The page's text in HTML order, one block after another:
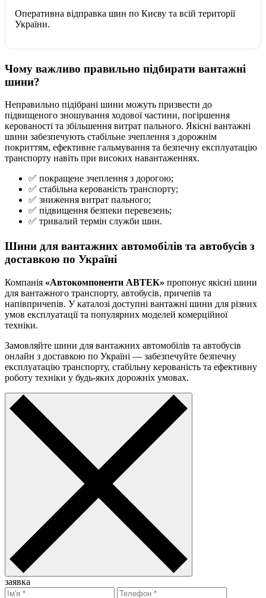
Оперативна відправка шин по Києву та всій території
України.
Чому важливо правильно підбирати вантажні
шини?
Неправильно підібрані шини можуть призвести до
підвищеного зношування ходової частини, погіршення
керованості та збільшення витрат пального. Якісні вантажні
шини забезпечують стабільне зчеплення з дорожнім
покриттям, ефективне гальмування та безпечну експлуатацію
транспорту навіть при високих навантаженнях.
✅ покращене зчеплення з дорогою;
✅ стабільна керованість транспорту;
✅ зниження витрат пального;
✅ підвищення безпеки перевезень;
✅ тривалий термін служби шин.
Шини для вантажних автомобілів та автобусів з
доставкою по Україні
Компанія «Автокомпоненти АВТЕК» пропонує якісні шини
для вантажного транспорту, автобусів, причепів та
напівпричепів. У каталозі доступні вантажні шини для різних
умов експлуатації та популярних моделей комерційної
техніки.
Замовляйте шини для вантажних автомобілів та автобусів
онлайн з доставкою по Україні — забезпечуйте безпечну
експлуатацію транспорту, стабільну керованість та ефективну
роботу техніки у будь-яких дорожніх умовах.
заявка